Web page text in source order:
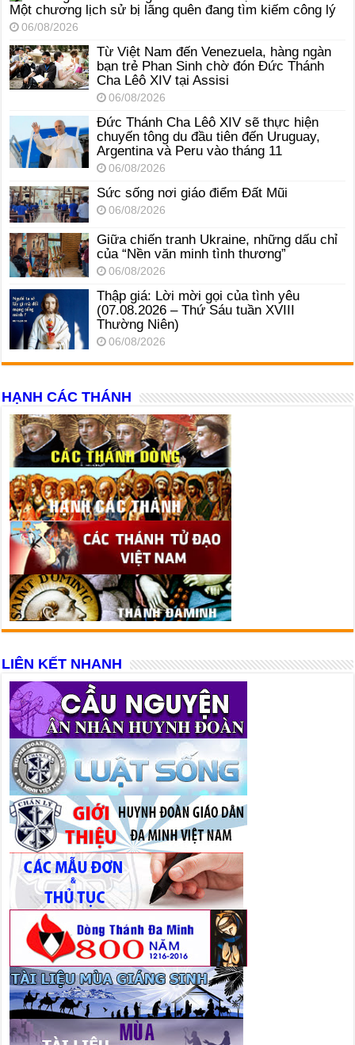
Một chương lịch sử bị lãng quên đang tìm kiếm công lý
06/08/2026
Từ Việt Nam đến Venezuela, hàng ngàn
bạn trẻ Phan Sinh chờ đón Đức Thánh
Cha Lêô XIV tại Assisi
06/08/2026
Đức Thánh Cha Lêô XIV sẽ thực hiện
chuyến tông du đầu tiên đến Uruguay,
Argentina và Peru vào tháng 11
06/08/2026
Sức sống nơi giáo điểm Đất Mũi
06/08/2026
Giữa chiến tranh Ukraine, những dấu chỉ
của “Nền văn minh tình thương”
06/08/2026
Thập giá: Lời mời gọi của tình yêu
(07.08.2026 – Thứ Sáu tuần XVIII
Thường Niên)
06/08/2026
HẠNH CÁC THÁNH
LIÊN KẾT NHANH